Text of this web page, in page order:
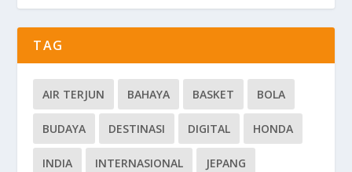
TAG
AIR TERJUN BAHAYA BASKET BOLA
BUDAYA DESTINASI DIGITAL HONDA
INDIA INTERNASIONAL JEPANG